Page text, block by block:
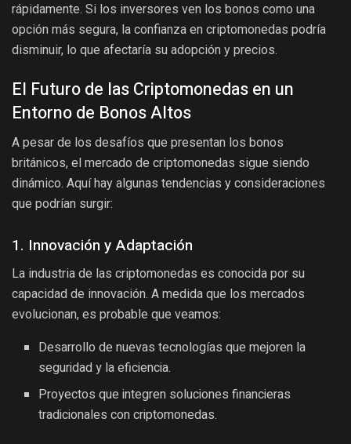
rápidamente. Si los inversores ven los bonos como una
opción más segura, la confianza en criptomonedas podría
disminuir, lo que afectaría su adopción y precios.
El Futuro de las Criptomonedas en un
Entorno de Bonos Altos
A pesar de los desafíos que presentan los bonos
británicos, el mercado de criptomonedas sigue siendo
dinámico. Aquí hay algunas tendencias y consideraciones
que podrían surgir:
1. Innovación y Adaptación
La industria de las criptomonedas es conocida por su
capacidad de innovación. A medida que los mercados
evolucionan, es probable que veamos:
Desarrollo de nuevas tecnologías que mejoren la
seguridad y la eficiencia.
Proyectos que integren soluciones financieras
tradicionales con criptomonedas.